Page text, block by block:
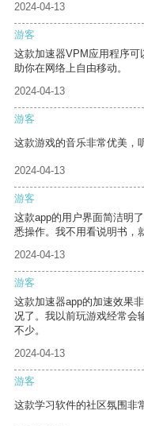
2024-04-13
游客
这款加速器VPM应用程序
助你在网络上自由移动。
2024-04-13
游客
这款游戏的音乐非常优美，
2024-04-13
游客
这款app的用户界面简洁明
悉操作。我不用看说明书，
2024-04-13
游客
这款加速器app的加速效果
况了。我以前玩游戏经常会
不少。
2024-04-13
游客
这款学习软件的社区氛围非